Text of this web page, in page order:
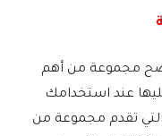
مجموعة من أهم
عند استخدامك
تقدم مجموعة من